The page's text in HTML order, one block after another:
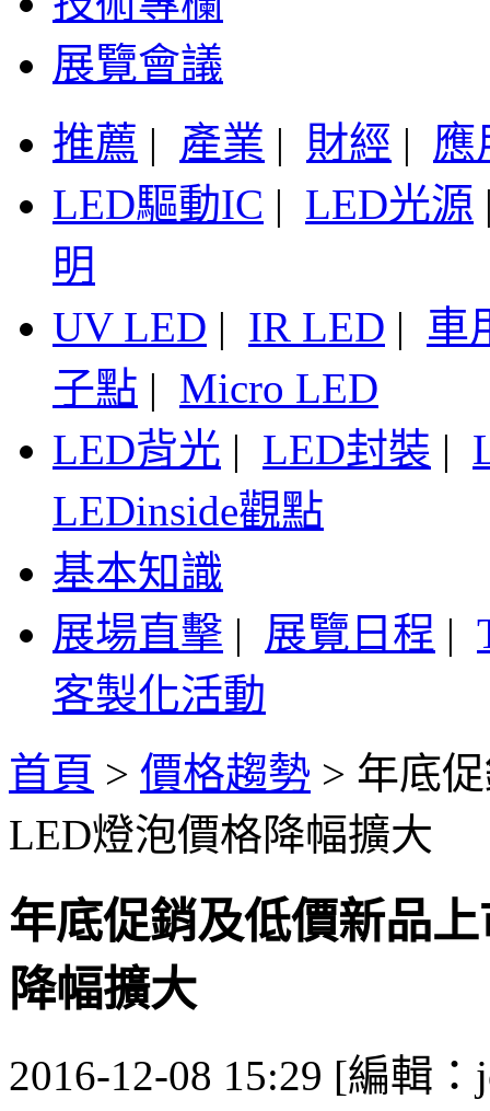
展覽會議
推薦 | 產業 | 財經 | 應
LED驅動IC | LED光源
明
UV LED | IR LED | 車
子點 | Micro LED
LED背光 | LED封裝 |
LEDinside觀點
基本知識
展場直擊 | 展覽日程 |
客製化活動
首頁 > 價格趨勢 > 年底
LED燈泡價格降幅擴大
年底促銷及低價新品
降幅擴大
2016-12-08 15:29 [編輯：